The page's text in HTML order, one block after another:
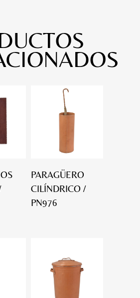
PARAGÜERO
CILÍNDRICO /
PN976